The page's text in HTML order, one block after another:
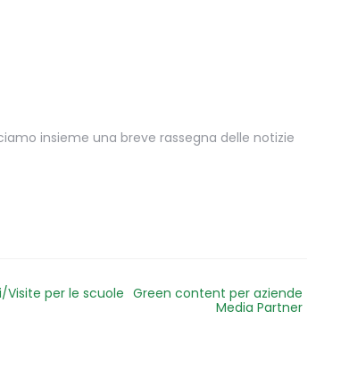
insieme una breve rassegna delle notizie
Visite per le scuole Green content per aziende
Media Partner